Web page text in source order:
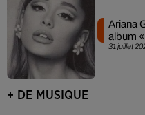
31 juillet
Ariana
album
+ DE MUSIQUE